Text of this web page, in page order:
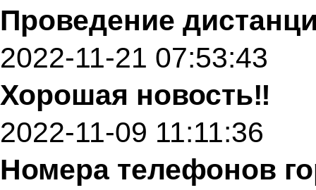
Проведение
2022-11-21 07:53:43
Хорошая новость‼️
2022-11-09 11:11:36
Номера телефонов